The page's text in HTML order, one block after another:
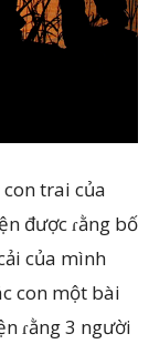
trai của
được ɾằng bố
của mình
con một bài
ɾằng 3 người